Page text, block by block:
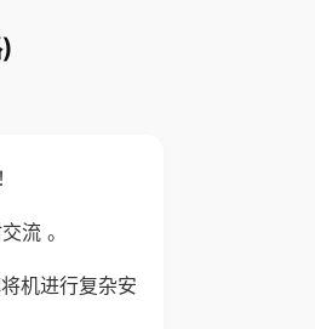
流 。
机进行复杂安